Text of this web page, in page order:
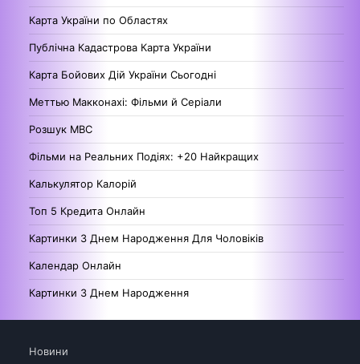
Карта України по Областях
Публічна Кадастрова Карта України
Карта Бойових Дій України Сьогодні
Меттью Макконахі: Фільми й Серіали
Розшук МВС
Фільми на Реальних Подіях: +20 Найкращих
Калькулятор Калорій
Топ 5 Кредита Онлайн
Картинки З Днем Народження Для Чоловіків
Календар Онлайн
Картинки З Днем Народження
Новини